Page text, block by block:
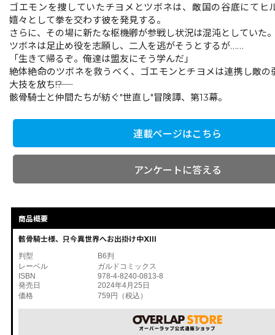
ゴエモンを捜していたチヨメとツボネは、敵国の谷底にてヒ
嬉々として拳を交わす彼を発見する。
さらに、その場に新たな枢機卿が参戦し状況は混沌としていた
ツボネは足止め役を志願し、二人を逃がそうとするが……
「生きて帰るぞ。俺達は盟友にそう学んだ」
絶体絶命のツボネを救うべく、ゴエモンとチヨメは連携し敵の
大技を放ち――!?
骸骨騎士と仲間たちが紡ぐ"世直し"冒険譚、第13幕。
連載ページはこちら
アンケートに答える
商品概要
骸骨騎士様、只今異世界へお出掛け中XIII
判型
B6判
レーベル
ガルドコミックス
ISBN
978-4-8240-0813-8
発売日
2024年4月25日
価格
759円（税込）